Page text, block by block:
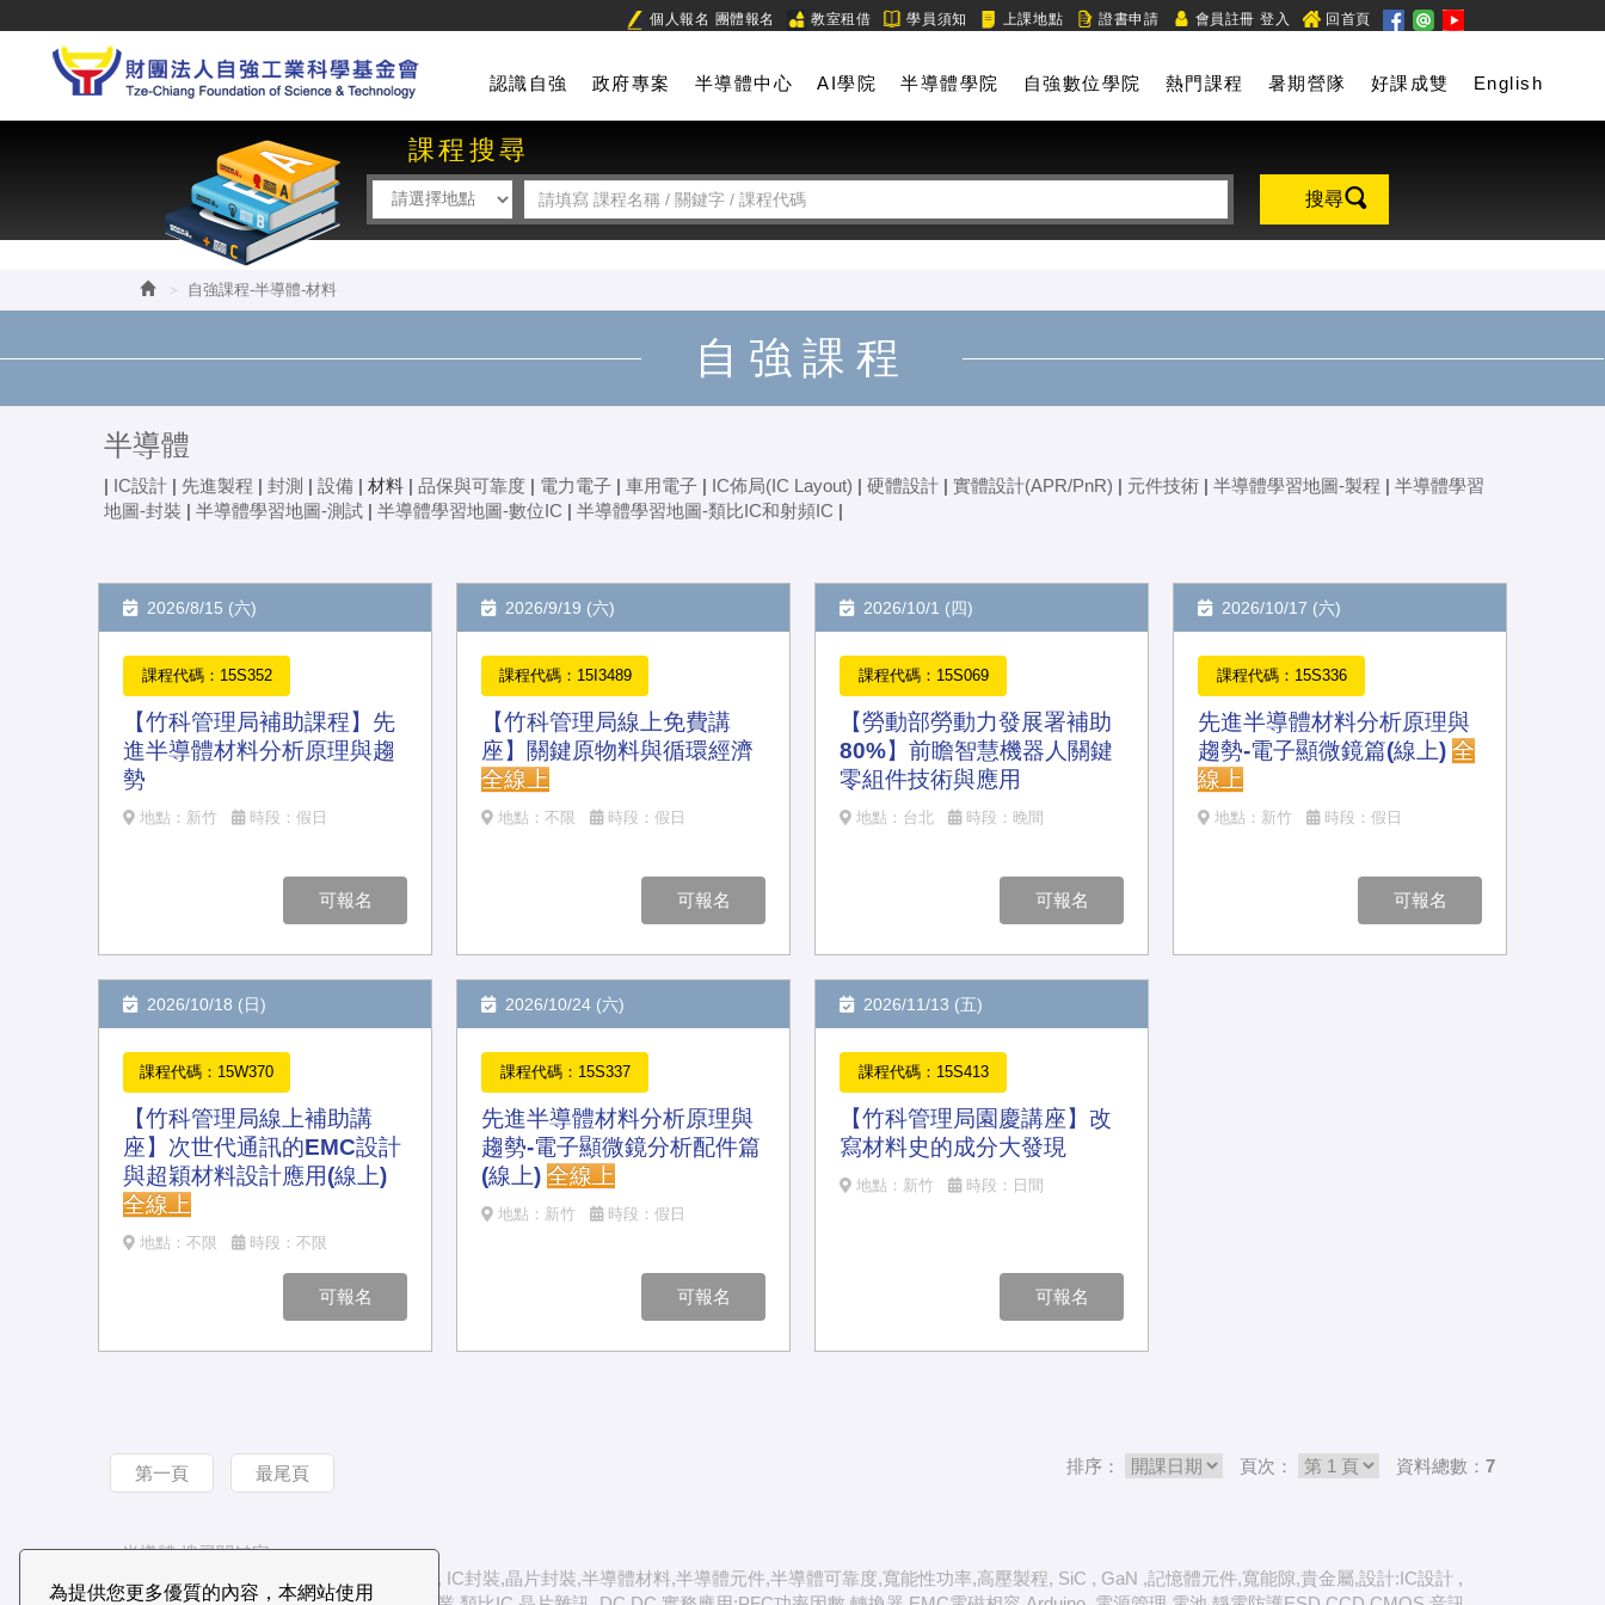
為提供您更多優質的內容，本網站使用
認識自強 政府專案 半導體中心 AI學院 半導體學院 自強數位學院 熱門課程 暑期營隊 好課成雙 English
個人報名 團體報名 教室租借 學員須知 上課地點 證書申請 會員註冊 登入 回首頁
課程搜尋
搜尋
自強課程-半導體-材料
自強課程
半導體
| IC設計 | 先進製程 | 封測 | 設備 | 材料 | 品保與可靠度 | 電力電子 | 車用電子 | IC佈局(IC Layout) | 硬體設計 | 實體設計(APR/PnR) | 元件技術 | 半導體學習地圖-製程 | 半導體學習
地圖-封裝 | 半導體學習地圖-測試 | 半導體學習地圖-數位IC | 半導體學習地圖-類比IC和射頻IC |
2026/8/15 (六)
課程代碼：15S352
【竹科管理局補助課程】先
進半導體材料分析原理與趨
勢
地點：新竹 時段：假日
可報名
2026/9/19 (六)
課程代碼：15I3489
【竹科管理局線上免費講
座】關鍵原物料與循環經濟
全線上
地點：不限 時段：假日
可報名
2026/10/1 (四)
課程代碼：15S069
【勞動部勞動力發展署補助
80%】前瞻智慧機器人關鍵
零組件技術與應用
地點：台北 時段：晚間
可報名
2026/10/17 (六)
課程代碼：15S336
先進半導體材料分析原理與
趨勢-電子顯微鏡篇(線上) 全
線上
地點：新竹 時段：假日
可報名
2026/10/18 (日)
課程代碼：15W370
【竹科管理局線上補助講
座】次世代通訊的EMC設計
與超穎材料設計應用(線上)
全線上
地點：不限 時段：不限
可報名
2026/10/24 (六)
課程代碼：15S337
先進半導體材料分析原理與
趨勢-電子顯微鏡分析配件篇
(線上) 全線上
地點：新竹 時段：假日
可報名
2026/11/13 (五)
課程代碼：15S413
【竹科管理局園慶講座】改
寫材料史的成分大發現
地點：新竹 時段：日間
可報名
第一頁 最尾頁 排序： 頁次： 資料總數：7
半導體 搜尋關鍵字:
製程,材料,積體電路,半導體製程, IC製程 , IC封裝,晶片封裝,半導體材料,半導體元件,半導體可靠度,寬能性功率,高壓製程, SiC , GaN ,記憶體元件,寬能隙,貴金屬,設計:IC設計 ,